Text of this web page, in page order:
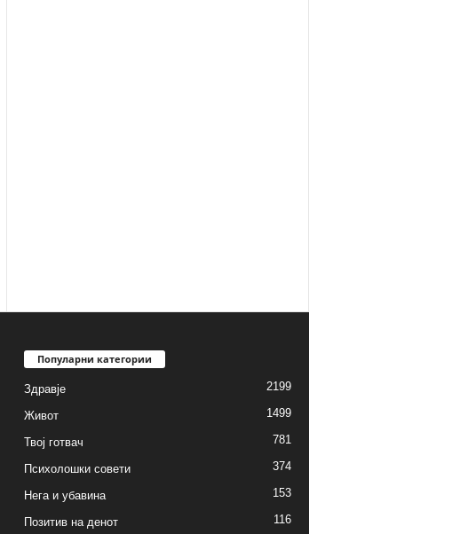
Популарни категории
Здравје 2199
Живот 1499
Твој готвач 781
Психолошки совети 374
Нега и убавина 153
Позитив на денот 116